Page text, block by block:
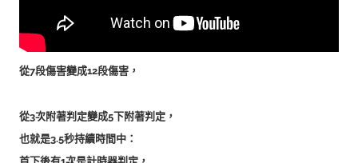
從7段傷害變成12段傷害，
從3次附著判定變成5下附著判定，
也就是3.5秒持續時間中：